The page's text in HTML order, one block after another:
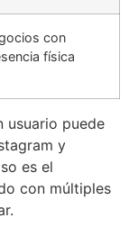
con
física
usuario puede
y
es el
con múltiples